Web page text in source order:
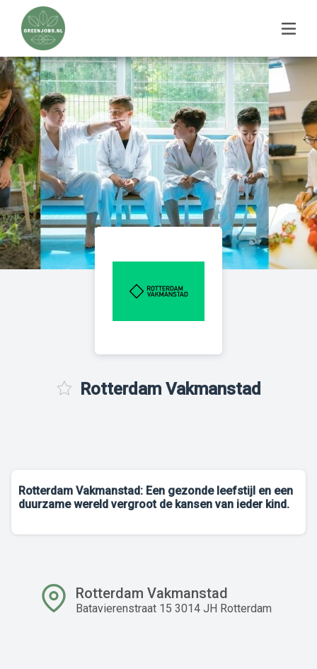
Rotterdam Vakmanstad
Rotterdam Vakmanstad: Een gezonde leefstijl en een
duurzame wereld vergroot de kansen van ieder kind.
Rotterdam Vakmanstad
Batavierenstraat 15 3014 JH Rotterdam